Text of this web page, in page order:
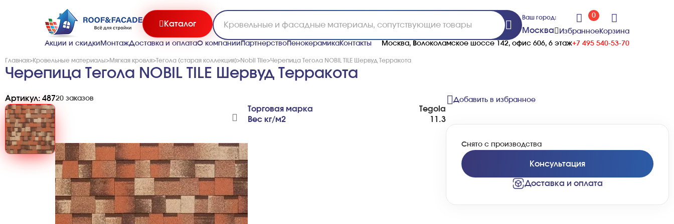
Каталог
Ваш город:
Москва
0
ИзбранноеКорзина
Акции и скидки МонтажДоставка и оплатаО компании ПартнерствоПенокерамикаКонтакты Москва, Волоколамское шоссе 142, офис 606, 6 этаж+7 495 540-53-70
Главная>Кровельные материалы>Мягкая кровля>Тегола (старая коллекция)>Nobil Tile>Черепица Тегола NOBIL TILE Шервуд Терракота
Черепица Тегола NOBIL TILE Шервуд Терракота
Артикул: 48720 заказов
Торговая марка
Tegola
Вес кг/м2
11.3
Добавить в избранное
Снято с производства
Консультация
Доставка и оплата